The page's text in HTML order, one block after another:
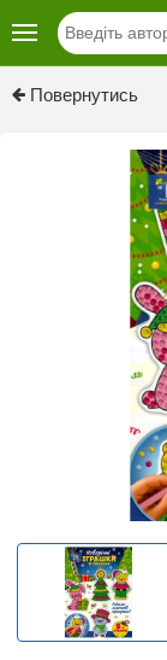
Повернутись